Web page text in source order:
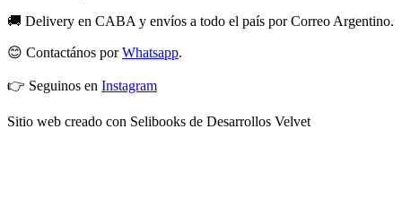
🚚 Delivery en CABA y envíos a todo el país por Correo Argentino.
😊 Contactános porWhatsapp.
👉 Seguinos en Instagram
Sitio web creado con Selibooks de Desarrollos Velvet